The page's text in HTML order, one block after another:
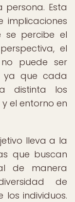
Esta
implicaciones
percibe el
el
puede ser
ya que cada
distinta los
el entorno en
lleva a la
que buscan
de manera
de
los individuos.